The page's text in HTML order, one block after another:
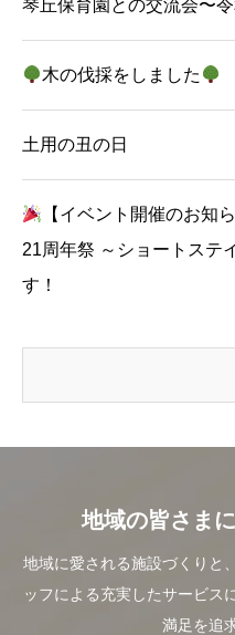
琴丘保育園との交流会〜
木の伐採をしました
土用の丑の日
【イベント開催のお知
21周年祭 ～ショートステ
す！
地域の皆さま
地域に愛される施設づくりと
ッフによる充実したサービス
満足を追